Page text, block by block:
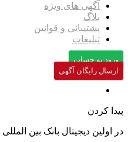
آگهی های ویژه
بلاگ
پشتیبانی و قوانین
تبلیغات
ورود به حساب
ارسال رایگان آگهی
پیدا کردن
در اولین دیجیتال بانک بین